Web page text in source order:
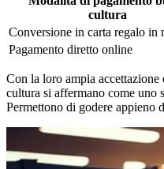
cultura
Conversione in carta regalo in
Pagamento diretto online
Con la loro ampia
cultura si affermano come uno
Permettono di godere appieno